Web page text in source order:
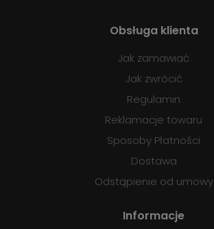
Obsługa klienta
Jak zamawiać
Jak zwrócić
Regulamin
Reklamacje towaru
Sposoby Płatności
Dostawa
Odstąpienie od umowy
Informacje